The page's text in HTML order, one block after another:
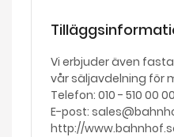
Vi erbjuder även
vår säljavdelning för
Telefon: 010 - 510 00 00
E-post:
http://